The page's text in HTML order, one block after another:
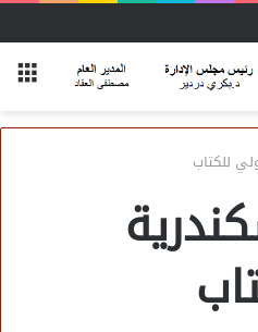
والشرق الأوسط وأفريقيا..
ﻟﻠﻜﺘﺎﺏ